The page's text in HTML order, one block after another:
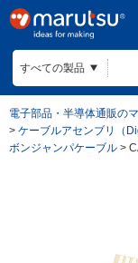
電子部品・半導体通販の
> ケーブルアセンブリ（
ボンジャンパケーブル >